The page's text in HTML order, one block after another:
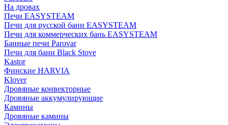
На дровах
Печи EASYSTEAM
Печи для русской бани EASYSTEAM
Печи для коммерческих бань EASYSTEAM
Банные печи Parovar
Печи для бани Black Stove
Kastor
Финские HARVIA
Klover
Дровяные конвекторные
Дровяные аккумулирующие
Камины
Дровяные камины